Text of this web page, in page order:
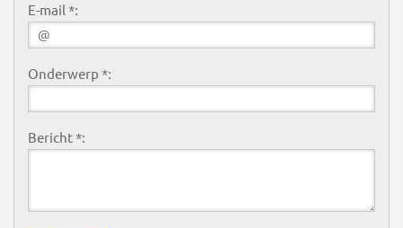
E-mail *:
Onderwerp *:
Bericht *: